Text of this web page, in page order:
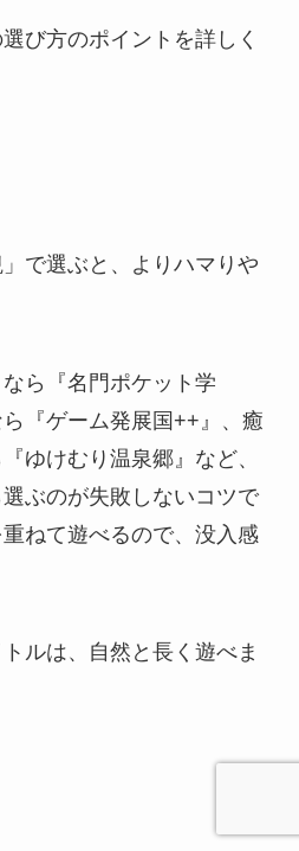
び方のポイントを詳しく
で選ぶと、よりハマりや
ら『名門ポケット学
『ゲーム発展国++』、癒
ゆけむり温泉郷』など、
ぶのが失敗しないコツで
ねて遊べるので、没入感
ルは、自然と長く遊べま